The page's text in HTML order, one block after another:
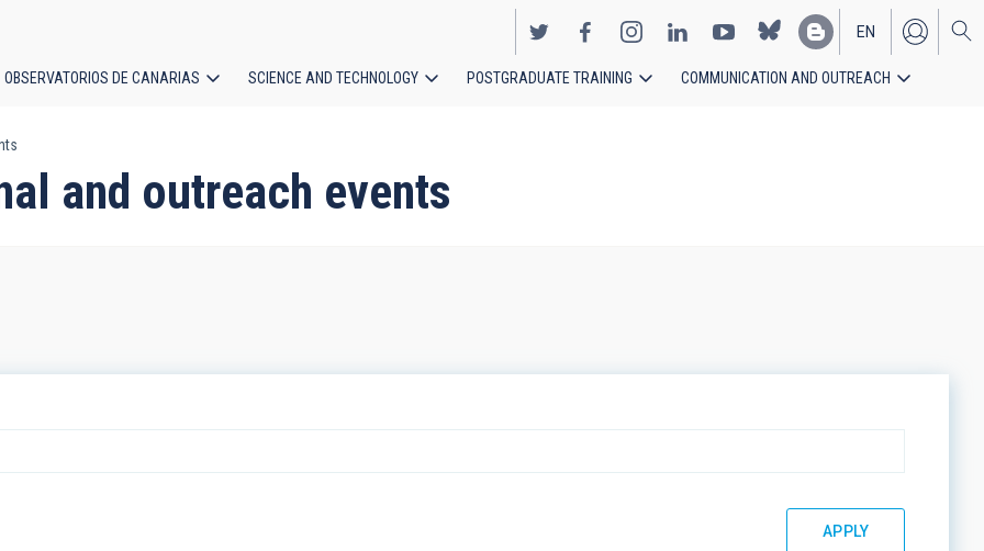
EN
ES
OBSERVATORIOS DE CANARIAS SCIENCE AND TECHNOLOGY POSTGRADUATE TRAINING COMMUNICATION AND OUTREACH
and outreach events